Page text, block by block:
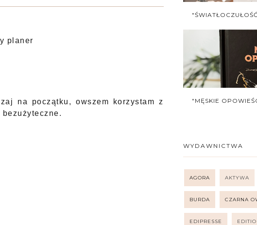
planer
na początku, owszem korzystam z
"MĘSKIE
WYDAWNICTWA
AGORA AKTYWA
BURDA CZARNA
EDIPRESSE EDITIO